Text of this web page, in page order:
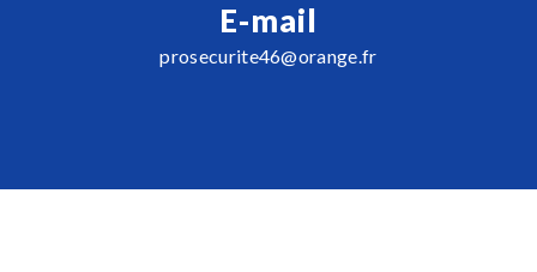
E-mail
prosecurite46@orange.fr